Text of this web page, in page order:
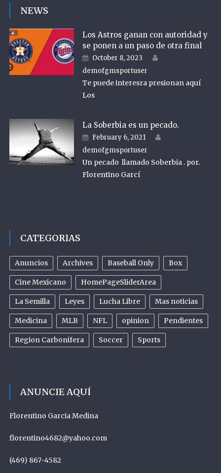
NEWS
Los Astros ganan con autoridad y
se ponen a un paso de otra final
Posted on
October 8, 2023
demofgmsportuser
Te puede interesra presionan aquí
Los
La Soberbia es un pecado.
Posted on
February 6, 2021
demofgmsportuser
Un pecado llamado Soberbia . por.
Florentino Garcí
CATEGORIAS
Anuncios Archives Baseball Only Box
Cine Mexicano HomePageSliderArea
La Semilla Leyes Lucha Libre Mas noticias
Medicina MLB NFL opinion Pendientes
Region Carbonifera Soccer Sports
ANUNCIE AQUÍ
Florentino Garcia Medina
florentino4682@yahoo.com
(469) 867-4582